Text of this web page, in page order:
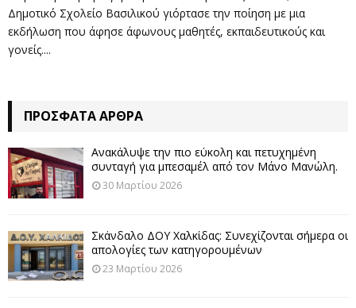
Δημοτικό Σχολείο Βασιλικού γιόρτασε την ποίηση με μια
εκδήλωση που άφησε άφωνους μαθητές, εκπαιδευτικούς και
γονείς....
ΠΡΌΣΦΑΤΑ ΆΡΘΡΑ
Ανακάλυψε την πιο εύκολη και πετυχημένη
συνταγή για μπεσαμέλ από τον Μάνο Μανώλη.
30 Μαρτίου 2026
Σκάνδαλο ΔΟΥ Χαλκίδας: Συνεχίζονται σήμερα οι
απολογίες των κατηγορουμένων
23 Μαρτίου 2026